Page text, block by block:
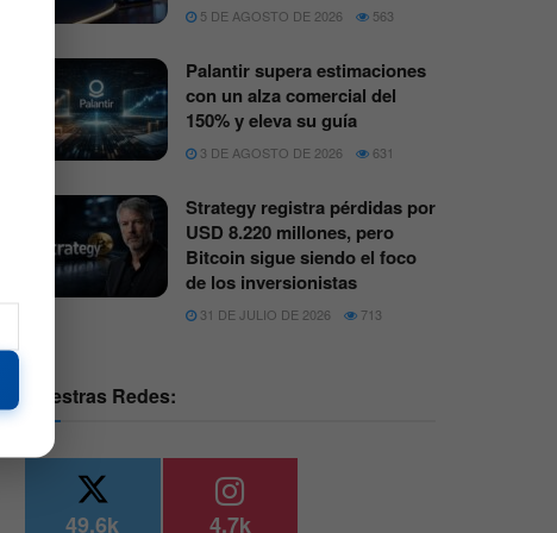
5 DE AGOSTO DE 2026 563
Palantir supera estimaciones
con un alza comercial del
150% y eleva su guía
3 DE AGOSTO DE 2026 631
Strategy registra pérdidas por
USD 8.220 millones, pero
Bitcoin sigue siendo el foco
de los inversionistas
31 DE JULIO DE 2026 713
Nuestras Redes:
49.6k 4.7k